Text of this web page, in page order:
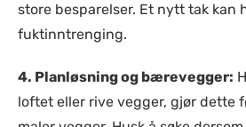
store besparelser. Et nytt tak kan
fuktinntrenging.
4. Planløsning og bærevegger:
loftet eller rive vegger, gjør dette